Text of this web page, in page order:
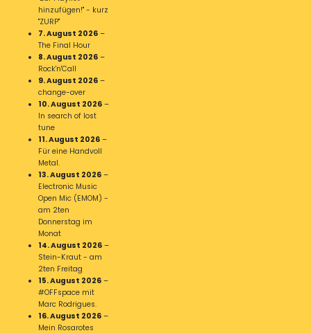
hinzufügen!" - kurz
"ZURP"
7. August 2026 –
The Final Hour
8. August 2026 –
Rock'n'Call
9. August 2026 –
change-over
10. August 2026 –
In search of lost
tune
11. August 2026 –
Für eine Handvoll
Metal.
13. August 2026 –
Electronic Music
Open Mic (EMOM) -
am 2ten
Donnerstag im
Monat
14. August 2026 –
Stein-Kraut - am
2ten Freitag
15. August 2026 –
#OFFspace mit
Marc Rodrigues.
16. August 2026 –
Mein Rosarotes